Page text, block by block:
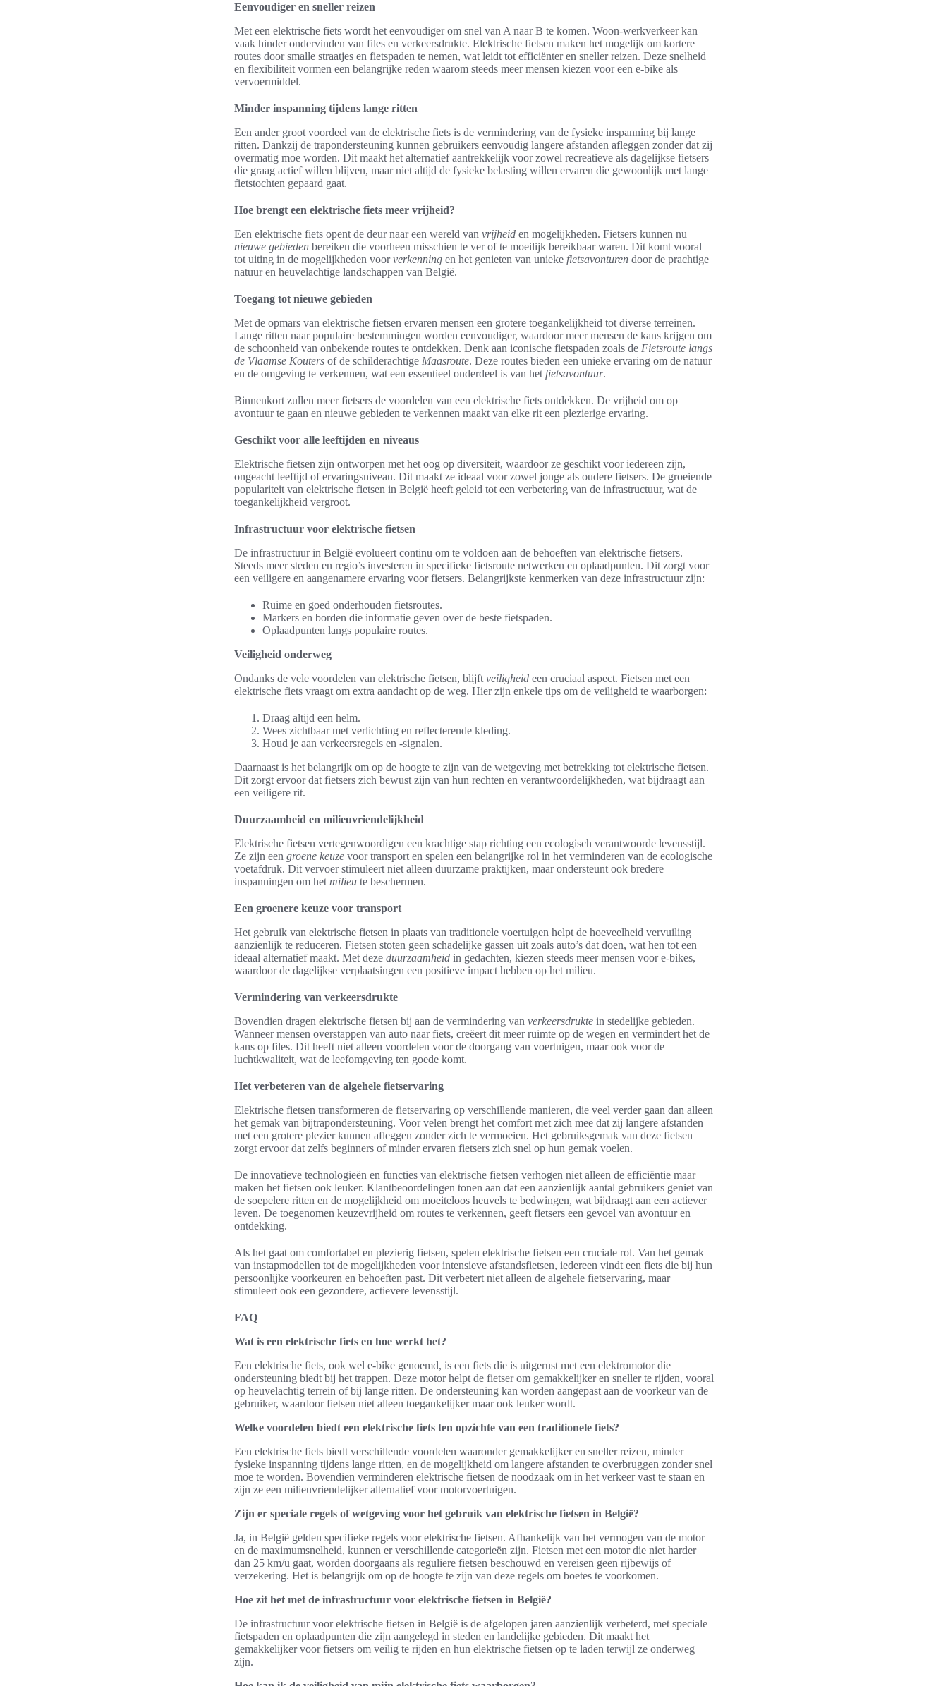
Eenvoudiger en sneller reizen
Met een elektrische fiets wordt het eenvoudiger om snel van A naar B te komen. Woon-werkverkeer kan
vaak hinder ondervinden van files en verkeersdrukte. Elektrische fietsen maken het mogelijk om kortere
routes door smalle straatjes en fietspaden te nemen, wat leidt tot efficiënter en sneller reizen. Deze snelheid
en flexibiliteit vormen een belangrijke reden waarom steeds meer mensen kiezen voor een e-bike als
vervoermiddel.
Minder inspanning tijdens lange ritten
Een ander groot voordeel van de elektrische fiets is de vermindering van de fysieke inspanning bij lange
ritten. Dankzij de trapondersteuning kunnen gebruikers eenvoudig langere afstanden afleggen zonder dat zij
overmatig moe worden. Dit maakt het alternatief aantrekkelijk voor zowel recreatieve als dagelijkse fietsers
die graag actief willen blijven, maar niet altijd de fysieke belasting willen ervaren die gewoonlijk met lange
fietstochten gepaard gaat.
Hoe brengt een elektrische fiets meer vrijheid?
Een elektrische fiets opent de deur naar een wereld van vrijheid en mogelijkheden. Fietsers kunnen nu
nieuwe gebieden bereiken die voorheen misschien te ver of te moeilijk bereikbaar waren. Dit komt vooral
tot uiting in de mogelijkheden voorverkenning en het genieten van unieke fietsavonturen door de prachtige
natuur en heuvelachtige landschappen van België.
Toegang tot nieuwe gebieden
Met de opmars van elektrische fietsen ervaren mensen een grotere toegankelijkheid tot diverse terreinen.
Lange ritten naar populaire bestemmingen worden eenvoudiger, waardoor meer mensen de kans krijgen om
de schoonheid van onbekende routes te ontdekken. Denk aan iconische fietspaden zoals de Fietsroute langs
de Vlaamse Kouters of de schilderachtige Maasroute. Deze routes bieden een unieke ervaring om de natuur
en de omgeving te verkennen, wat een essentieel onderdeel is van het fietsavontuur.
Binnenkort zullen meer fietsers de voordelen van een elektrische fiets ontdekken. De vrijheid om op
avontuur te gaan en nieuwe gebieden te verkennen maakt van elke rit een plezierige ervaring.
Geschikt voor alle leeftijden en niveaus
Elektrische fietsen zijn ontworpen met het oog op diversiteit, waardoor ze geschikt voor iedereen zijn,
ongeacht leeftijd of ervaringsniveau. Dit maakt ze ideaal voor zowel jonge als oudere fietsers. De groeiende
populariteit van elektrische fietsen in België heeft geleid tot een verbetering van de infrastructuur, wat de
toegankelijkheid vergroot.
Infrastructuur voor elektrische fietsen
De infrastructuur in België evolueert continu om te voldoen aan de behoeften van elektrische fietsers.
Steeds meer steden en regio’s investeren in specifieke fietsroute netwerken en oplaadpunten. Dit zorgt voor
een veiligere en aangenamere ervaring voor fietsers. Belangrijkste kenmerken van deze infrastructuur zijn:
Ruime en goed onderhouden fietsroutes.
Markers en borden die informatie geven over de beste fietspaden.
Oplaadpunten langs populaire routes.
Veiligheid onderweg
Ondanks de vele voordelen van elektrische fietsen, blijft veiligheid een cruciaal aspect. Fietsen met een
elektrische fiets vraagt om extra aandacht op de weg. Hier zijn enkele tips om de veiligheid te waarborgen:
Draag altijd een helm.
Wees zichtbaar met verlichting en reflecterende kleding.
Houd je aan verkeersregels en -signalen.
Daarnaast is het belangrijk om op de hoogte te zijn van de wetgeving met betrekking tot elektrische fietsen.
Dit zorgt ervoor dat fietsers zich bewust zijn van hun rechten en verantwoordelijkheden, wat bijdraagt aan
een veiligere rit.
Duurzaamheid en milieuvriendelijkheid
Elektrische fietsen vertegenwoordigen een krachtige stap richting een ecologisch verantwoorde levensstijl.
Ze zijn een groene keuze voor transport en spelen een belangrijke rol in het verminderen van de ecologische
voetafdruk. Dit vervoer stimuleert niet alleen duurzame praktijken, maar ondersteunt ook bredere
inspanningen om het milieu te beschermen.
Een groenere keuze voor transport
Het gebruik van elektrische fietsen in plaats van traditionele voertuigen helpt de hoeveelheid vervuiling
aanzienlijk te reduceren. Fietsen stoten geen schadelijke gassen uit zoals auto’s dat doen, wat hen tot een
ideaal alternatief maakt. Met deze duurzaamheid in gedachten, kiezen steeds meer mensen voor e-bikes,
waardoor de dagelijkse verplaatsingen een positieve impact hebben op het milieu.
Vermindering van verkeersdrukte
Bovendien dragen elektrische fietsen bij aan de vermindering van verkeersdrukte in stedelijke gebieden.
Wanneer mensen overstappen van auto naar fiets, creëert dit meer ruimte op de wegen en vermindert het de
kans op files. Dit heeft niet alleen voordelen voor de doorgang van voertuigen, maar ook voor de
luchtkwaliteit, wat de leefomgeving ten goede komt.
Het verbeteren van de algehele fietservaring
Elektrische fietsen transformeren de fietservaring op verschillende manieren, die veel verder gaan dan alleen
het gemak van bijtrapondersteuning. Voor velen brengt het comfort met zich mee dat zij langere afstanden
met een grotere plezier kunnen afleggen zonder zich te vermoeien. Het gebruiksgemak van deze fietsen
zorgt ervoor dat zelfs beginners of minder ervaren fietsers zich snel op hun gemak voelen.
De innovatieve technologieën en functies van elektrische fietsen verhogen niet alleen de efficiëntie maar
maken het fietsen ook leuker. Klantbeoordelingen tonen aan dat een aanzienlijk aantal gebruikers geniet van
de soepelere ritten en de mogelijkheid om moeiteloos heuvels te bedwingen, wat bijdraagt aan een actiever
leven. De toegenomen keuzevrijheid om routes te verkennen, geeft fietsers een gevoel van avontuur en
ontdekking.
Als het gaat om comfortabel en plezierig fietsen, spelen elektrische fietsen een cruciale rol. Van het gemak
van instapmodellen tot de mogelijkheden voor intensieve afstandsfietsen, iedereen vindt een fiets die bij hun
persoonlijke voorkeuren en behoeften past. Dit verbetert niet alleen de algehele fietservaring, maar
stimuleert ook een gezondere, actievere levensstijl.
FAQ
Wat is een elektrische fiets en hoe werkt het?
Een elektrische fiets, ook wel e-bike genoemd, is een fiets die is uitgerust met een elektromotor die
ondersteuning biedt bij het trappen. Deze motor helpt de fietser om gemakkelijker en sneller te rijden, vooral
op heuvelachtig terrein of bij lange ritten. De ondersteuning kan worden aangepast aan de voorkeur van de
gebruiker, waardoor fietsen niet alleen toegankelijker maar ook leuker wordt.
Welke voordelen biedt een elektrische fiets ten opzichte van een traditionele fiets?
Een elektrische fiets biedt verschillende voordelen waaronder gemakkelijker en sneller reizen, minder
fysieke inspanning tijdens lange ritten, en de mogelijkheid om langere afstanden te overbruggen zonder snel
moe te worden. Bovendien verminderen elektrische fietsen de noodzaak om in het verkeer vast te staan en
zijn ze een milieuvriendelijker alternatief voor motorvoertuigen.
Zijn er speciale regels of wetgeving voor het gebruik van elektrische fietsen in België?
Ja, in België gelden specifieke regels voor elektrische fietsen. Afhankelijk van het vermogen van de motor
en de maximumsnelheid, kunnen er verschillende categorieën zijn. Fietsen met een motor die niet harder
dan 25 km/u gaat, worden doorgaans als reguliere fietsen beschouwd en vereisen geen rijbewijs of
verzekering. Het is belangrijk om op de hoogte te zijn van deze regels om boetes te voorkomen.
Hoe zit het met de infrastructuur voor elektrische fietsen in België?
De infrastructuur voor elektrische fietsen in België is de afgelopen jaren aanzienlijk verbeterd, met speciale
fietspaden en oplaadpunten die zijn aangelegd in steden en landelijke gebieden. Dit maakt het
gemakkelijker voor fietsers om veilig te rijden en hun elektrische fietsen op te laden terwijl ze onderweg
zijn.